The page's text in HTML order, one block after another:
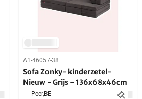
A1-46057-38
Sofa Zonky- kinderzetel-
Nieuw - Grijs - 136x68x46cm
Peer,BE